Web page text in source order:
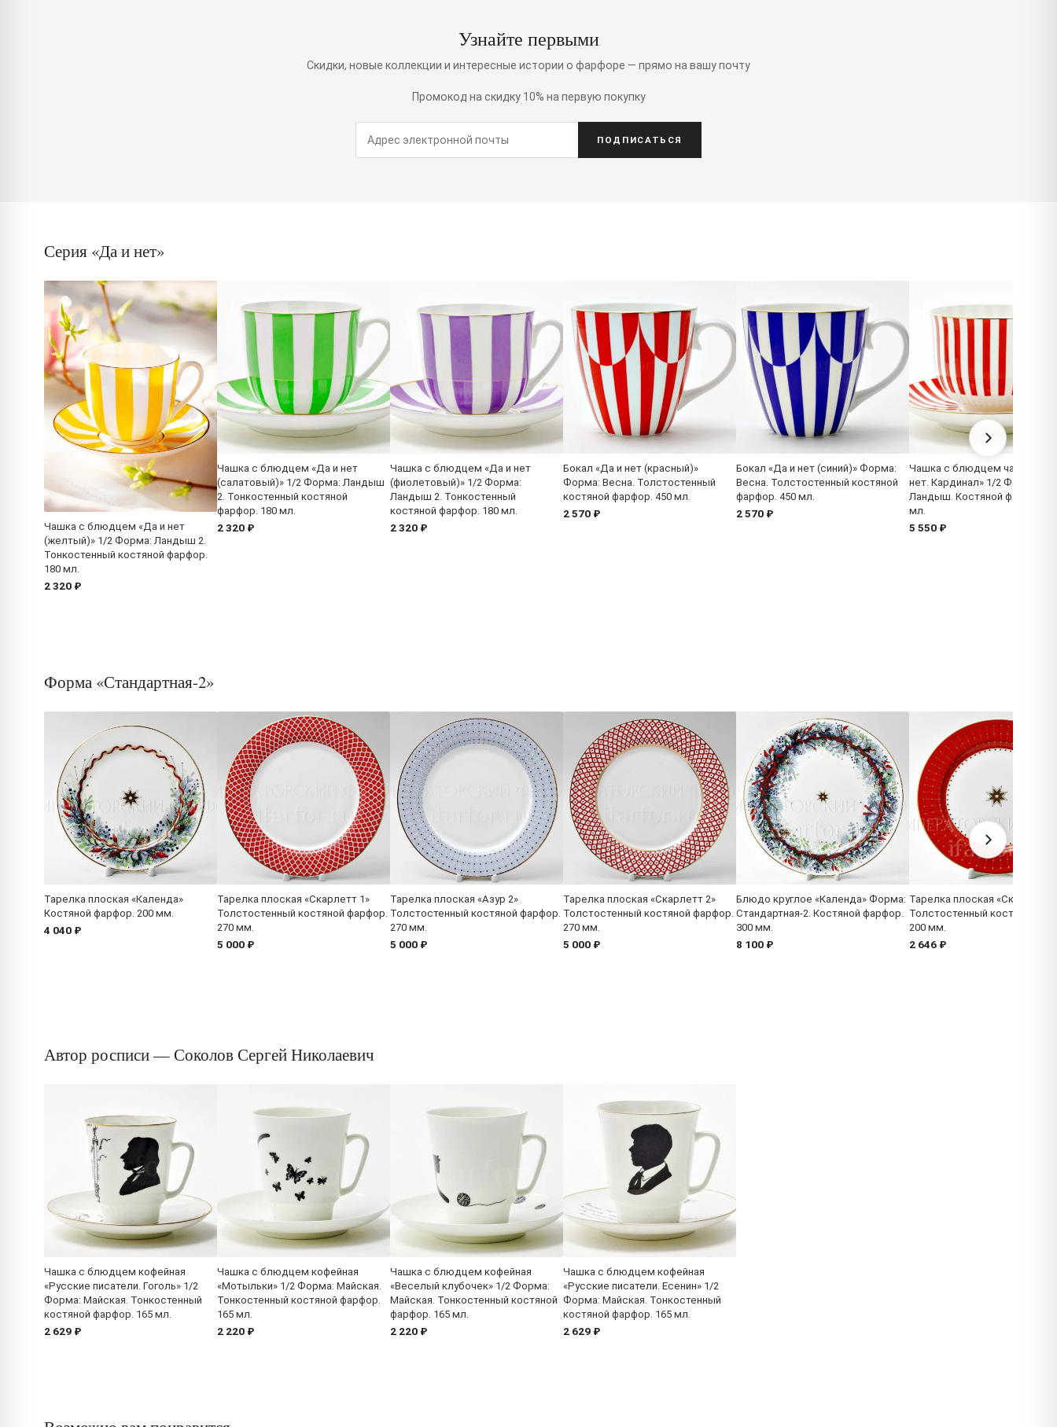
Узнайте первыми
Скидки, новые коллекции и интересные истории о фарфоре — прямо на вашу почту
Промокод на скидку 10% на первую покупку
ПОДПИСАТЬСЯ
Серия «Да и нет»
Чашка с блюдцем «Да и нет
(желтый)» 1/2 Форма: Ландыш 2.
Тонкостенный костяной фарфор.
180 мл.
2 320 ₽
Чашка с блюдцем «Да и нет
(салатовый)» 1/2 Форма: Ландыш
2. Тонкостенный костяной
фарфор. 180 мл.
2 320 ₽
Чашка с блюдцем «Да и нет
(фиолетовый)» 1/2 Форма:
Ландыш 2. Тонкостенный
костяной фарфор. 180 мл.
2 320 ₽
Бокал «Да и нет (красный)»
Форма: Весна. Толстостенный
костяной фарфор. 450 мл.
2 570 ₽
Бокал «Да и нет (синий)» Форма:
Весна. Толстостенный костяной
фарфор. 450 мл.
2 570 ₽
Чашка с блюдцем чайная
нет. Кардинал» 1/2 Форма:
Ландыш. Костяной фарфор.
мл.
5 550 ₽
Форма «Стандартная-2»
Тарелка плоская «Календа»
Костяной фарфор. 200 мм.
4 040 ₽
Тарелка плоская «Скарлетт 1»
Толстостенный костяной фарфор.
270 мм.
5 000 ₽
Тарелка плоская «Азур 2»
Толстостенный костяной фарфор.
270 мм.
5 000 ₽
Тарелка плоская «Скарлетт 2»
Толстостенный костяной фарфор.
270 мм.
5 000 ₽
Блюдо круглое «Календа» Форма:
Стандартная-2. Костяной фарфор.
300 мм.
8 100 ₽
Тарелка плоская «Скарлетт»
Толстостенный костяной
200 мм.
2 646 ₽
Автор росписи — Соколов Сергей Николаевич
Чашка с блюдцем кофейная
«Русские писатели. Гоголь» 1/2
Форма: Майская. Тонкостенный
костяной фарфор. 165 мл.
2 629 ₽
Чашка с блюдцем кофейная
«Мотыльки» 1/2 Форма: Майская.
Тонкостенный костяной фарфор.
165 мл.
2 220 ₽
Чашка с блюдцем кофейная
«Веселый клубочек» 1/2 Форма:
Майская. Тонкостенный костяной
фарфор. 165 мл.
2 220 ₽
Чашка с блюдцем кофейная
«Русские писатели. Есенин» 1/2
Форма: Майская. Тонкостенный
костяной фарфор. 165 мл.
2 629 ₽